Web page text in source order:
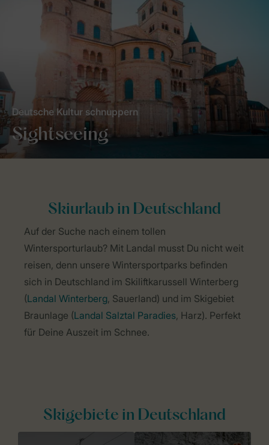
Sightseeing
Deutsche Kultur schnuppern
Skiurlaub in Deutschland
Auf der Suche nach einem tollen
Wintersporturlaub? Mit Landal musst Du nicht weit
reisen, denn unsere Wintersportparks befinden
sich in Deutschland im Skiliftkarussell Winterberg
(Landal Winterberg, Sauerland) und im Skigebiet
Braunlage (Landal Salztal Paradies, Harz). Perfekt
für Deine Auszeit im Schnee.
Skigebiete in Deutschland